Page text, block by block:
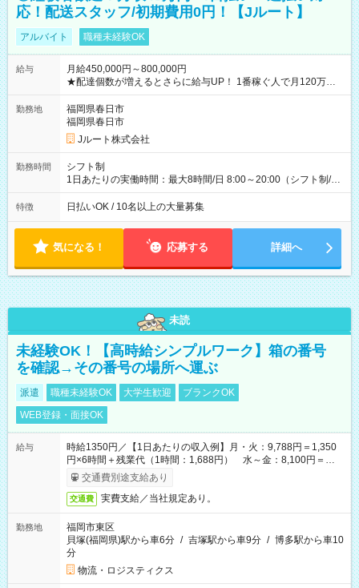
応！配送スタッフ/初期費用0円！【Jルート】
アルバイト 職種未経験OK
給与
月給450,000円～800,000円
★配達個数が増えるとさらに給与UP！ 1番稼ぐ人で月120万ほ
ど！ ・主要都市エリア 月収55万円／週5日稼働 月収65万~112
万円／週6日稼働 ・地方郊外エリア 月収40万円／週5日稼働 月
収40万円~50万円／週6日稼働 ＜モデルイメージ＞ ■月収50万
円 (27歳男性/江東区在住)※元建築関係 1日150個配達×25日勤務
(日休み) ■月収80万円(43歳男性/墨田区在住)※元営業 1日200個
勤務地
福岡県春日市
福岡県春日市
Jルート株式会社
勤務時間
シフト制
1日あたりの実働時間：最大8時間/日 8:00～20:00（シフト制/実
働8時間） ※週5日勤務（場所次第では週4も有り） ※配達状況
によって時間外での勤務可能性有り ※案件により多少の前後あ
特徴 日払いOK / 10名以上の大量募集
気になる！ 応募する 詳細へ
未読
未経験OK！【高時給シンプルワーク】箱の番号
を確認→その番号の場所へ運ぶ
派遣 職種未経験OK 大学生歓迎
ブランクOK
WEB登録・面接OK
給与
時給1350円／【1日あたりの収入例】月・火：9,788円＝1,350
円×6時間＋残業代（1時間：1,688円） 水～金：8,100円＝
1,350円×6時間
交通費別途支給あり
交通費 実費支給／当社規定あり。
勤務地
福岡市東区
貝塚(福岡県)駅から車6分 / 吉塚駅から車9分 / 博多駅から車10
分
物流・ロジスティクス